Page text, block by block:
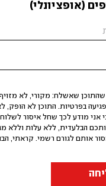
(אופציונלי)
שהתוכן שאשלח: מקורי, לא
אני מודע לכך שחל איסור
הבלעדית, ללא עלות וללא
אותם לגורם רשמי. קראתי,